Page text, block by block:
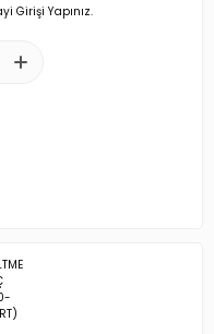
Girişi Yapınız.